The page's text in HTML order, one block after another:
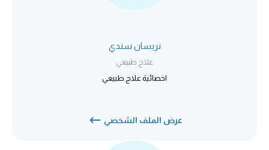
نريسان سندي
علاج طبيعي
اخصائية علاج طبيعي
عرض الملف الشخصي